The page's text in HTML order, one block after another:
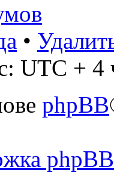
•
UTC + 4
phpBB
phpBB